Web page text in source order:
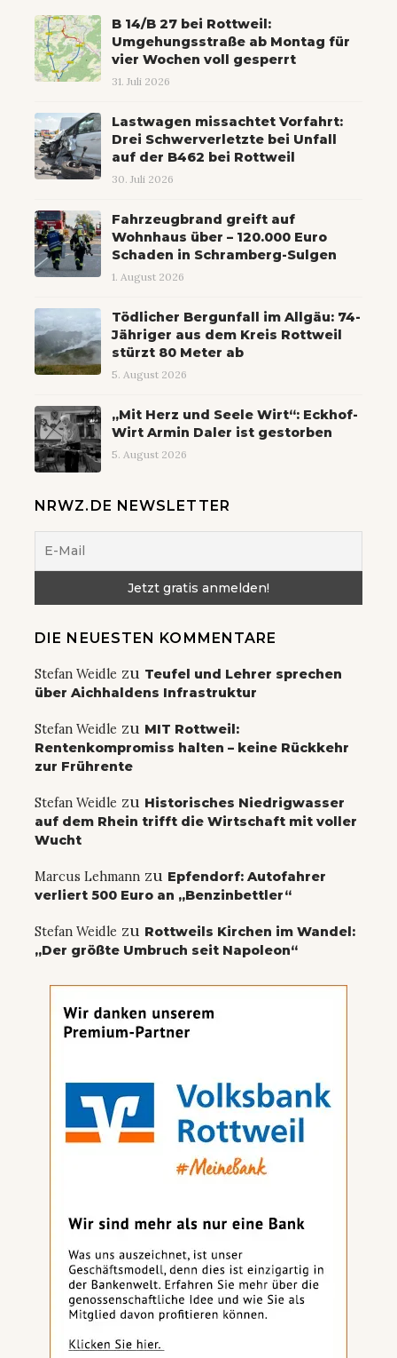
B 14/B 27 bei Rottweil:
Umgehungsstraße ab Montag für
vier Wochen voll gesperrt
31. Juli 2026
Lastwagen missachtet Vorfahrt:
Drei Schwerverletzte bei Unfall
auf der B462 bei Rottweil
30. Juli 2026
Fahrzeugbrand greift auf
Wohnhaus über – 120.000 Euro
Schaden in Schramberg-Sulgen
1. August 2026
Tödlicher Bergunfall im Allgäu: 74-
Jähriger aus dem Kreis Rottweil
stürzt 80 Meter ab
5. August 2026
„Mit Herz und Seele Wirt“: Eckhof-
Wirt Armin Daler ist gestorben
5. August 2026
NRWZ.DE NEWSLETTER
DIE NEUESTEN KOMMENTARE
Stefan Weidle zu Teufel und Lehrer sprechen
über Aichhaldens Infrastruktur
Stefan Weidle zu MIT Rottweil:
Rentenkompromiss halten – keine Rückkehr
zur Frührente
Stefan Weidle zu Historisches Niedrigwasser
auf dem Rhein trifft die Wirtschaft mit voller
Wucht
Marcus Lehmann zu Epfendorf: Autofahrer
verliert 500 Euro an „Benzinbettler“
Stefan Weidle zu Rottweils Kirchen im Wandel:
„Der größte Umbruch seit Napoleon“